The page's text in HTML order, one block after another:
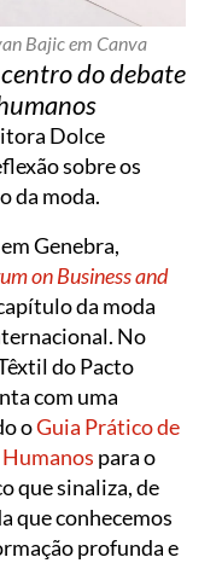
Bajic em Canva
do debate
Dolce
sobre os
da moda.
Genebra,
on Business and
da moda
No
do Pacto
com uma
oGuia Prático de
para o
que sinaliza, de
que conhecemos
profunda e